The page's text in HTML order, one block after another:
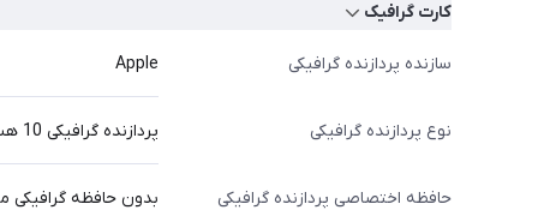
کارت گرافیک
سازنده پردازنده گرافیکی Apple
نوع پردازنده گرافیکی پردازنده گرافیکی 10 هسته‌ای
حافظه اختصاصی پردازنده گرافیکی بدون حافظه گرافیکی